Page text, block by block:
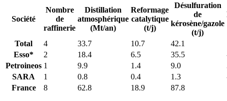
Société
Nombre
de
raffinerie
Distillation
atmosphérique
(Mt/an)
Reformage
catalytique
(t/j)
Désulfuration
de
kérosène/gazole
(t/j)
Total 4 33.7 10.7 42.1
Esso*
2 18.4 6.5 35.5
Petroineos 1 9.9 1.4 9.0
SARA
1 0.8 0.4 1.3
France
8 62.8 18.9 87.8